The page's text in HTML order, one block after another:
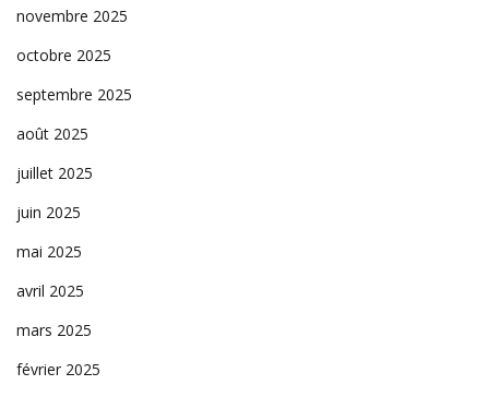
novembre 2025
octobre 2025
septembre 2025
août 2025
juillet 2025
juin 2025
mai 2025
avril 2025
mars 2025
février 2025